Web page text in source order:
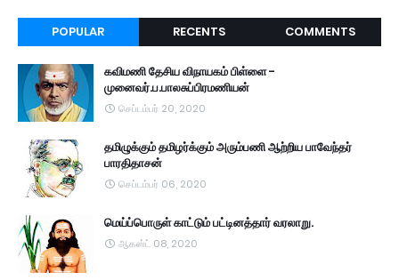
POPULAR RECENTS COMMENTS
கவிமணி தேசிய விநாயகம் பிள்ளை -
முனைவர்.ப.பாலசுப்பிரமணியன்
செப்டம்பர் 20, 2020
தமிழுக்கும் தமிழர்க்கும் அரும்பணி ஆற்றிய பாவேந்தர்
பாரதிதாசன்
செப்டம்பர் 06, 2020
மெய்ப்பொருள் காட்டும் பட்டினத்தார் வரலாறு.
ஆகஸ்ட் 08, 2020